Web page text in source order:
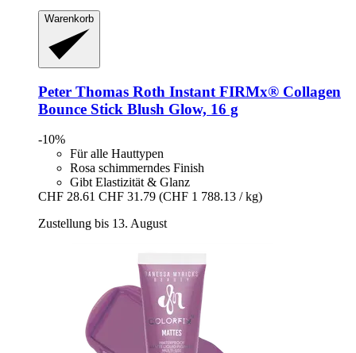
Warenkorb
Peter Thomas Roth Instant FIRMx® Collagen
Bounce Stick Blush Glow, 16 g
-10%
Für alle Hauttypen
Rosa schimmerndes Finish
Gibt Elastizität & Glanz
CHF 28.61 CHF 31.79 (CHF 1 788.13 / kg)
Zustellung bis 13. August